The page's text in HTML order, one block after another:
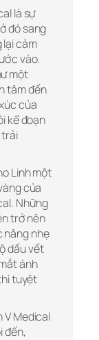
là sự
đó sang
cảm
vào.
một
tâm đến
của
kể đoạn
trải
Linh một
của
Những
trở nên
nâng nhẹ
dấu vết
ánh
tuyệt
V Medical
đến,